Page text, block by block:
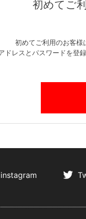
初めてご
初めてご利用のお客様
ドレスとパスワードを登
instagram